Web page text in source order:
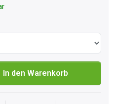
In den Warenkorb